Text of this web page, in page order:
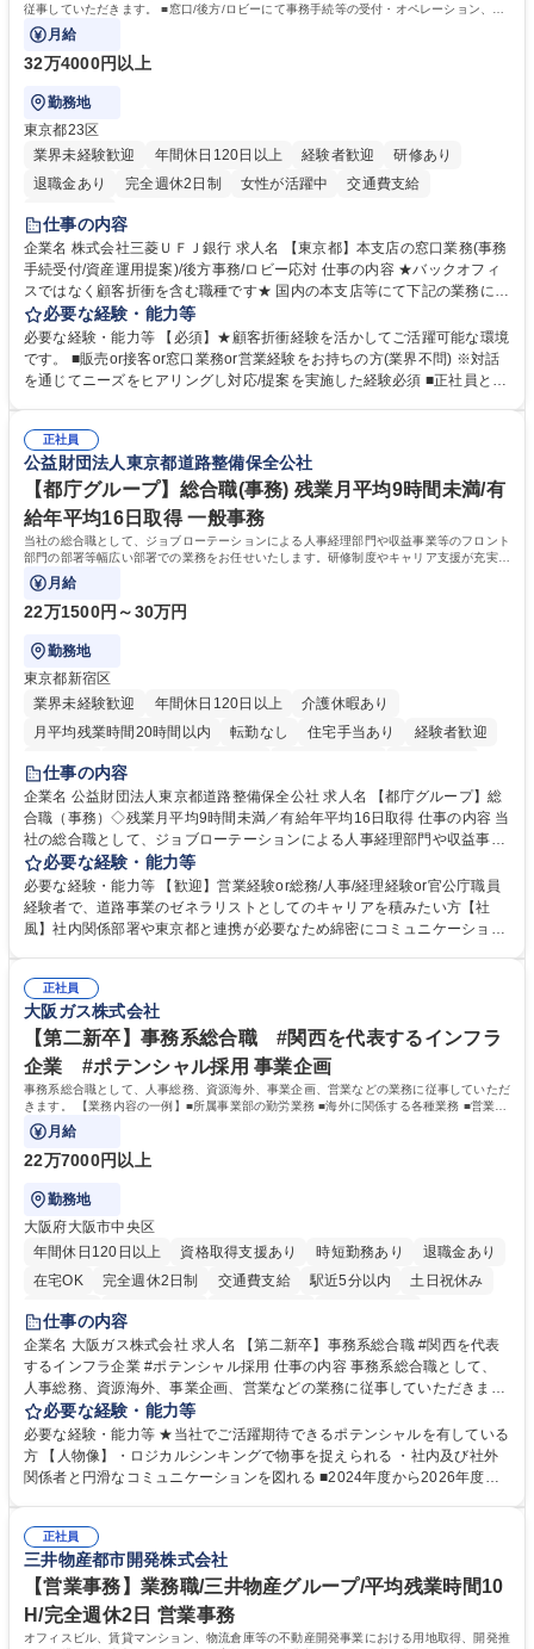
従事していただきます。 ■窓口/後方/ロビーにて事務手続等の受付・オペレーション、お
客様対応
月給
32万4000円以上
勤務地
東京都23区
業界未経験歓迎
年間休日120日以上 経験者歓迎
研修あり
退職金あり
完全週休2日制 女性が活躍中
交通費支給
土日祝休み
仕事の内容
企業名 株式会社三菱ＵＦＪ銀行 求人名 【東京都】本支店の窓口業務(事務
手続受付/資産運用提案)/後方事務/ロビー応対 仕事の内容 ★バックオフィ
スではなく顧客折衝を含む職種です★ 国内の本支店等にて下記の業務に従
事していただきます。 ■窓口/後方/ロビーにて事務手続等の受付・オペレ
ーション、お客様対応 ■窓口にて、ご来店された個人のお客様に対して金
融商品のご提案 ■効率的な事務運用の検討・構築等 ≪業務紹介：ご応募前
に必ずご覧ください≫ ※記事 https://www.mysite.bk.mufg.jp/career/circle/
必要な経験・能力等
必要な経験・能力等 【必須】★顧客折衝経験を活かしてご活躍可能な環境
です。 ■販売or接客or窓口業務or営業経験をお持ちの方(業界不問) ※対話
を通じてニーズをヒアリングし対応/提案を実施した経験必須 ■正社員とし
るので安心して入行いただけます。 幅広いキャリアの選択肢があり、公募
や社内副業等を活用し、 一人ひとりが挑戦できるカルチャーが浸透してい
ます。 学歴・資格 学歴：大学院 大学 高専 短大 専修学校 高校 語学力：
資格：
正社員
公益財団法人東京都道路整備保全公社
【都庁グループ】総合職(事務) 残業月平均9時間未満/有
給年平均16日取得 一般事務
当社の総合職として、ジョブローテーションによる人事経理部門や収益事業等のフロント
部門の部署等幅広い部署での業務をお任せいたします。研修制度やキャリア支援が充実し
ております！ ※下記業務詳細
月給
22万1500円～30万円
勤務地
東京都新宿区
業界未経験歓迎
年間休日120日以上
介護休暇あり
月平均残業時間20時間以内
転勤なし 住宅手当あり
経験者歓迎
研修あり
退職金あり
駅近5分以内
資格取得手当あり 食事補助あり
仕事の内容
企業名 公益財団法人東京都道路整備保全公社 求人名 【都庁グループ】総
合職（事務）◇残業月平均9時間未満／有給年平均16日取得 仕事の内容 当
社の総合職として、ジョブローテーションによる人事経理部門や収益事業
等のフロント部門の部署等幅広い部署での業務をお任せいたします。研修
制度やキャリア支援が充実しております！ ※下記業務詳細 【業務詳細】■
管理部門：広報、人事、経理など当公社の運営に係る管理業務 ■収益部
門：駐車場の新規開拓、管理運営、新宿駅西口広場の「イベントコーナ
道路施設や道路工事現場の見学ツアー事業 ※入社後は上記いずれかの部門
へ配属。※業務内容変更の範囲：会社の定める業務 募集職種 【都庁グル
ープ】総合職（事務）◇残業月平均9時間未満／有給年平均16日取得
必要な経験・能力等
必要な経験・能力等 【歓迎】営業経験or総務/人事/経理経験or官公庁職員
経験者で、道路事業のゼネラリストとしてのキャリアを積みたい方【社
風】社内関係部署や東京都と連携が必要なため綿密にコミュニケーション
部門など多岐に渡る業務を経験できます。 ■様々なプロジェクト：駐車場
事業の他、新宿駅西口広場内に設置された照明を兼ねた広告「ブライトサ
イン」の管理運営を行うなど、事業収益を生み出す活動を積極的に行って
います。 学歴・資格 学歴：大学院 大学 高専 短大 専修学校 高校 語学力：
資格：
正社員
大阪ガス株式会社
【第二新卒】事務系総合職 #関西を代表するインフラ
企業 #ポテンシャル採用 事業企画
事務系総合職として、人事総務、資源海外、事業企画、営業などの業務に従事していただ
きます。 【業務内容の一例】■所属事業部の勤労業務 ■海外に関係する各種業務 ■営業部
門の企画スタッフ、ルート営業
月給
22万7000円以上
勤務地
大阪府大阪市中央区
年間休日120日以上
資格取得支援あり 時短勤務あり
退職金あり
在宅OK
完全週休2日制 交通費支給 駅近5分以内
土日祝休み
服装自由
第二新卒歓迎
仕事の内容
企業名 大阪ガス株式会社 求人名 【第二新卒】事務系総合職 #関西を代表
するインフラ企業 #ポテンシャル採用 仕事の内容 事務系総合職として、
人事総務、資源海外、事業企画、営業などの業務に従事していただきま
す。 【業務内容の一例】■所属事業部の勤労業務 ■海外に関係する各種業
務 ■営業部門の企画スタッフ、ルート営業 【キャリアパス】入社後の配属
ポジションで一定期間ご活躍頂いた後、本人の適性及び将来のキャリアを
鑑みてジョブローテーションを行います。 【育成】OJTでの現場育成や研
表するインフラ企業 #ポテンシャル採用
必要な経験・能力等
必要な経験・能力等 ★当社でご活躍期待できるポテンシャルを有している
方 【人物像】・ロジカルシンキングで物事を捉えられる ・社内及び社外
関係者と円滑なコミュニケーションを図れる ■2024年度から2026年度ま
72.html ■エネルギーセキュリティの不安定化や気候変動による自然災害の
甚大化など、これまで以上に社会課題解決の重要性が高まっています。
「未来の日常」の創造に向けて持続可能な社会の実現に貢献してまいりま
す。 学歴・資格 学歴：大学院 大学 語学力： 資格：
正社員
三井物産都市開発株式会社
【営業事務】業務職/三井物産グループ/平均残業時間10
H/完全週休2日 営業事務
オフィスビル、賃貸マンション、物流倉庫等の不動産開発事業における用地取得、開発推